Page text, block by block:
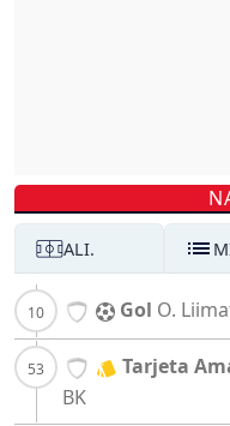
ALI.
Gol O.
Tarjeta
BK